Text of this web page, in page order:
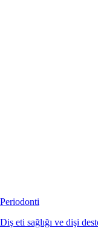
Periodonti
Diş eti sağlığı ve dişi